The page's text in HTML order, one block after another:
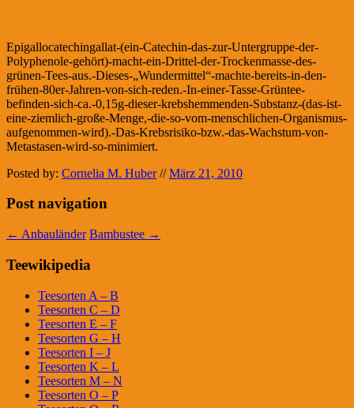
Epigallocatechingallat-(ein-Catechin-das-zur-Untergruppe-der-
Polyphenole-gehört)-macht-ein-Drittel-der-Trockenmasse-des-
grünen-Tees-aus.-Dieses-„Wundermittel“-machte-bereits-in-den-
frühen-80er-Jahren-von-sich-reden.-In-einer-Tasse-Grüntee-
befinden-sich-ca.-0,15g-dieser-krebshemmenden-Substanz-(das-ist-
eine-ziemlich-große-Menge,-die-so-vom-menschlichen-Organismus-
aufgenommen-wird).-Das-Krebsrisiko-bzw.-das-Wachstum-von-
Metastasen-wird-so-minimiert.
Posted by: Cornelia M. Huber //März 21, 2010
Post navigation
← Anbauländer Bambustee →
Teewikipedia
Teesorten A – B
Teesorten C – D
Teesorten E – F
Teesorten G – H
Teesorten I – J
Teesorten K – L
Teesorten M – N
Teesorten O – P